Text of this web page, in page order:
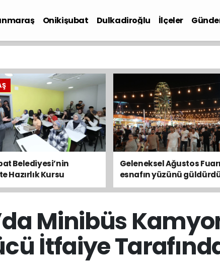
Onikişubat Dulkadiroğlu İlçeler
Belediyesi’nin
Hazırlık Kursu
son gün 7
Geleneksel Ağustos Fuarı
esnafın yüzünü
Minibüs
İtfaiye